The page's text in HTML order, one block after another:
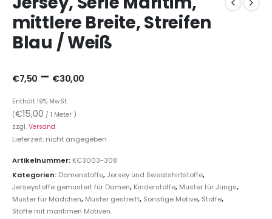
mittlere Breite, Streifen
Blau / Weiß
€7,50 – €30,00
Enthält 19% MwSt.
(€15,00 / 1 Meter )
zzgl. Versand
Lieferzeit: nicht angegeben
Artikelnummer: KC3003-308
Kategorien: Damenstoffe,Jersey und Sweatshirtstoffe,
Jerseystoffe gemustert für Damen, Kinderstoffe, Muster für Jungs,
Muster für Mädchen, Muster gestreift, Sonstige Motive, Stoffe,
Stoffe mit maritimen Motiven